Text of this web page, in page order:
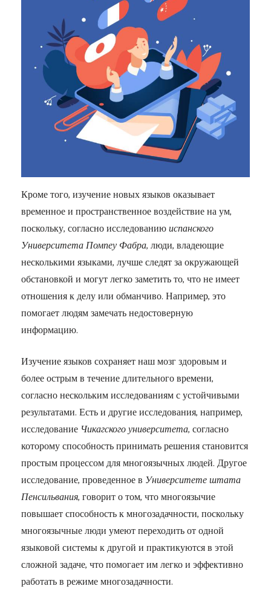
Кроме того, изучение новых языков оказывает
временное и пространственное воздействие на ум,
поскольку, согласно исследованиюиспанского
Университета Помпеу Фабра, люди, владеющие
несколькими языками, лучше следят за окружающей
обстановкой и могут легко заметить то, что не имеет
отношения к делу или обманчиво. Например, это
помогает людям замечать недостоверную
информацию.
Изучение языков сохраняет наш мозг здоровым и
более острым в течение длительного времени,
согласно нескольким исследованиям с устойчивыми
результатами. Есть и другие исследования, например,
исследование Чикагского университета, согласно
которому способность принимать решения становится
простым процессом для многоязычных людей. Другое
исследование, проведенное в Университете штата
Пенсильвания, говорит о том, что многоязычие
повышает способность к многозадачности, поскольку
многоязычные люди умеют переходить от одной
языковой системы к другой и практикуются в этой
сложной задаче, что помогает им легко и эффективно
работать в режиме многозадачности.